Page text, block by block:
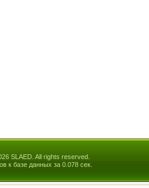
SLAED. All rights reserved.
к базе данных за 0.078 сек.